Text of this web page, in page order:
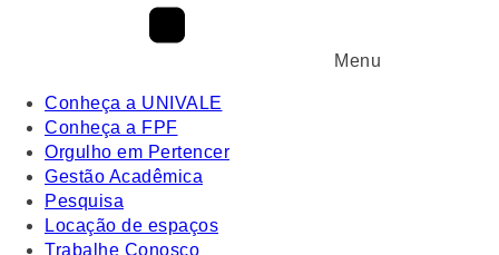
Menu
Conheça a UNIVALE
Conheça a FPF
Orgulho em Pertencer
Gestão Acadêmica
Pesquisa
Locação de espaços
Trabalhe Conosco